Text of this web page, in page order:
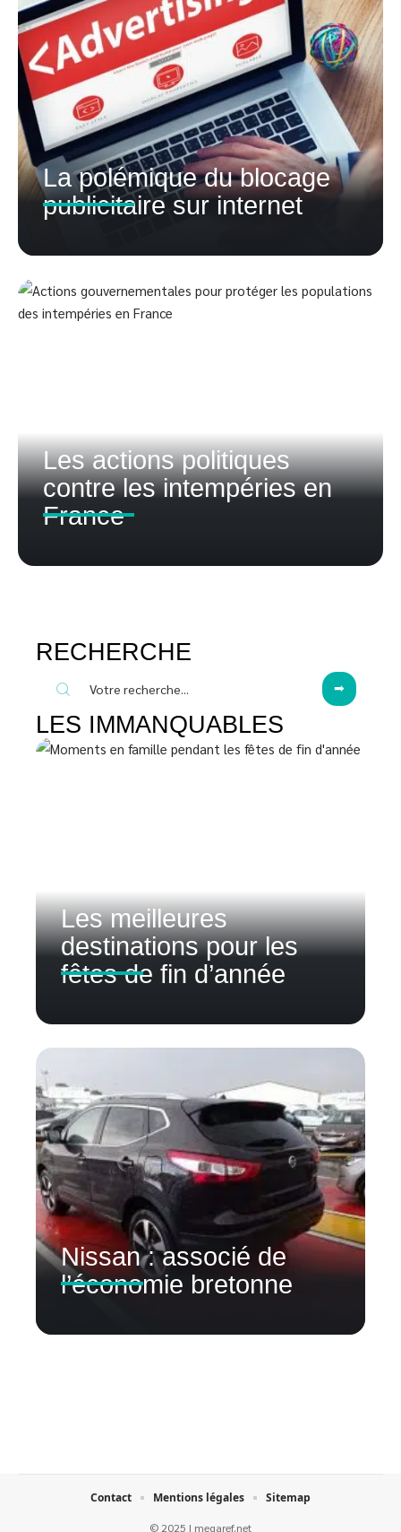
La polémique du blocage
publicitaire sur internet
Les actions politiques
contre les intempéries en
France
RECHERCHE
LES IMMANQUABLES
Les meilleures
destinations pour les
fêtes de fin d’année
Nissan : associé de
l’économie bretonne
© 2025 | megaref.net
Contact Mentions légales Sitemap